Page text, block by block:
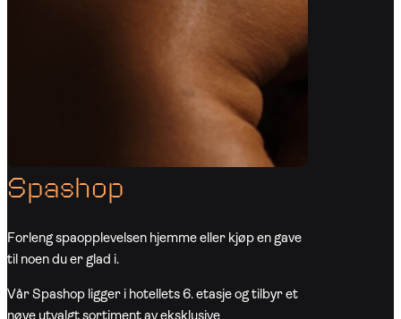
Spashop
Forleng spaopplevelsen hjemme eller kjøp en gave
til noen du er glad i.
Vår Spashop ligger i hotellets 6. etasje og tilbyr et
nøye utvalgt sortiment av eksklusive